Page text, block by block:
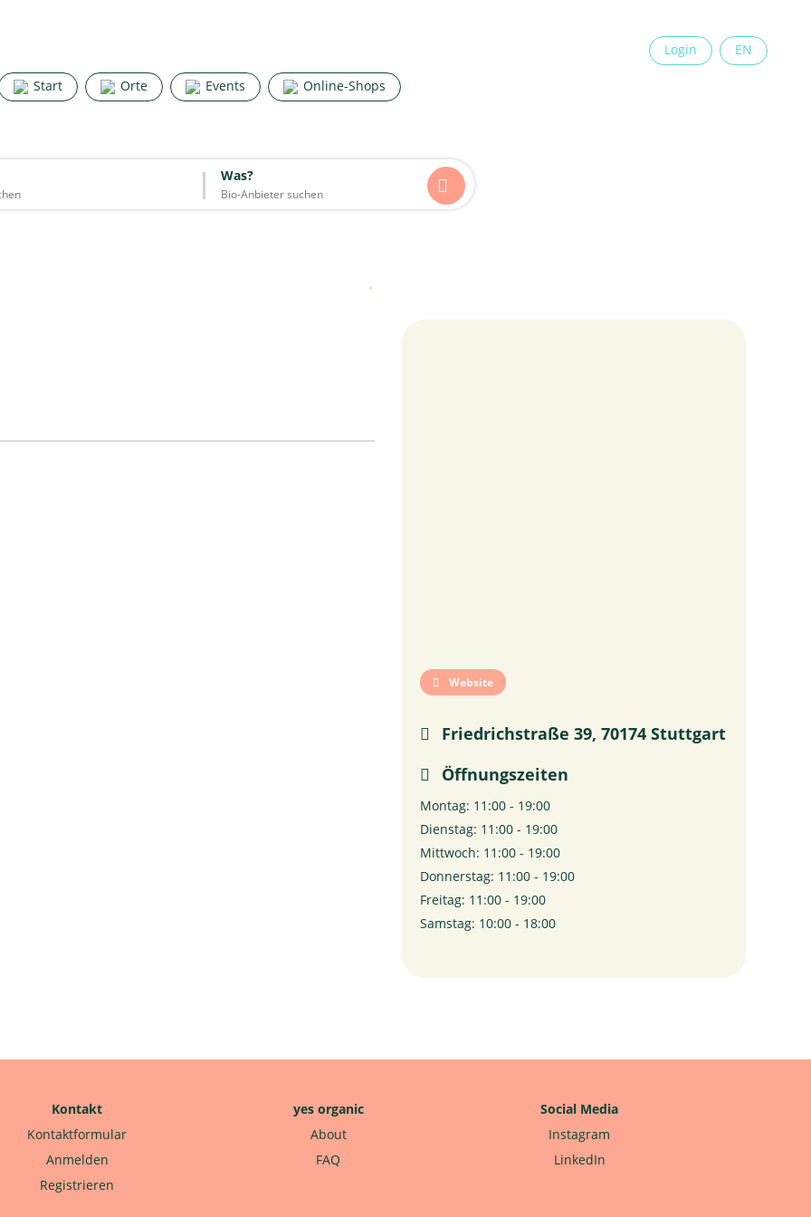
Start Orte Events Online-Shops
Login EN
Was?
×
Start Orte Events Online-Shops
Was?
Website
Friedrichstraße 39, 70174 Stuttgart
Öffnungszeiten
Montag: 11:00 - 19:00
Dienstag: 11:00 - 19:00
Mittwoch: 11:00 - 19:00
Donnerstag: 11:00 - 19:00
Freitag: 11:00 - 19:00
Samstag: 10:00 - 18:00
Kontakt
Kontaktformular
Anmelden
Registrieren
yes organic
About
FAQ
Social Media
Instagram
LinkedIn